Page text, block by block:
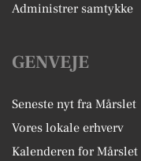
Administrer samtykke
GENVEJE
Seneste nyt fra Mårslet
Vores lokale erhverv
Kalenderen for Mårslet